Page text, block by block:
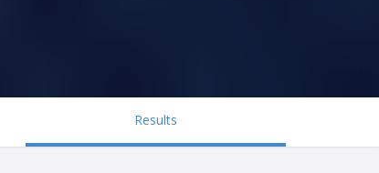
Results